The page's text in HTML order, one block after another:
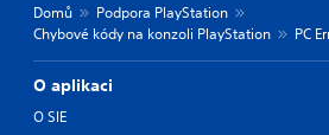
Domů
Podpora PlayStation
Chybové kódy na konzoli PlayStation
PC
O aplikaci
O SIE